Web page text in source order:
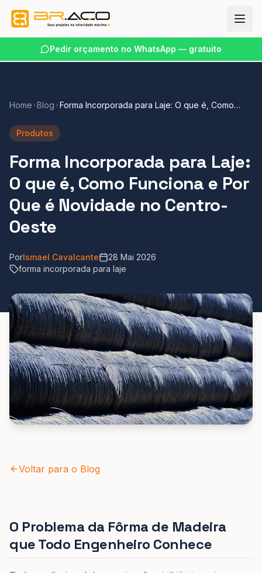
Pedir orçamento no WhatsApp — gratuito
Home Blog Forma Incorporada para Laje: O que é, Como
Produtos
Forma Incorporada para Laje:
O que é, Como Funciona e Por
Que é Novidade no Centro-
Oeste
PorIsmael Cavalcante
28 Mai 2026
forma incorporada para laje
Voltar para o Blog
O Problema da Fôrma de Madeira
que Todo Engenheiro Conhece